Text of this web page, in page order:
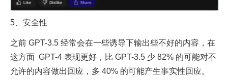
5、安全性
之前 GPT-3.5 经常会在一些诱导下输出些不好的内容，在
这方面 GPT-4 表现更好，比 GPT-3.5 少 82% 的可能对不
允许的内容做出回应，多 40% 的可能产生事实性回应。